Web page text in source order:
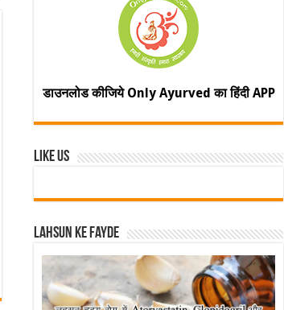
डाउनलोड कीजिये Only Ayurved का हिंदी APP
Like Us
Lahsun ke fayde